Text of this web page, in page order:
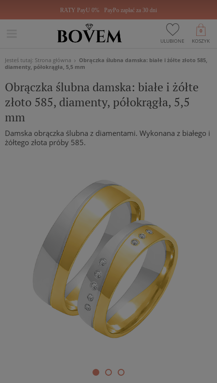
RATY PayU 0% PayPo zapłać za 30 dni
ULUBIONE KOSZYK
0
Jesteś tutaj: Strona główna
Obrączka ślubna damska: białe i żółte złoto 585,
diamenty, półokrągła, 5,5 mm
Obrączka ślubna damska: białe i żółte
złoto 585, diamenty, półokrągła, 5,5
mm
Damska obrączka ślubna z diamentami. Wykonana z białego i
żółtego złota próby 585.